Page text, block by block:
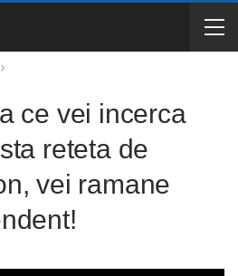
ce vei incerca
reteta de
vei ramane